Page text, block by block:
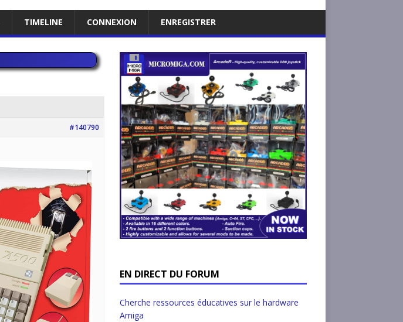
TIMELINE CONNEXION ENREGISTRER
#140790
EN DIRECT DU FORUM
Cherche ressources éducatives sur le hardware
Amiga